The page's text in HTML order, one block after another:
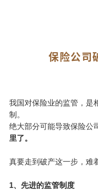
保险公司
我国对保险业的监管，是
制。
绝大部分可能导致保险公
里了。
真要走到破产这一步，难
1、先进的监管制度